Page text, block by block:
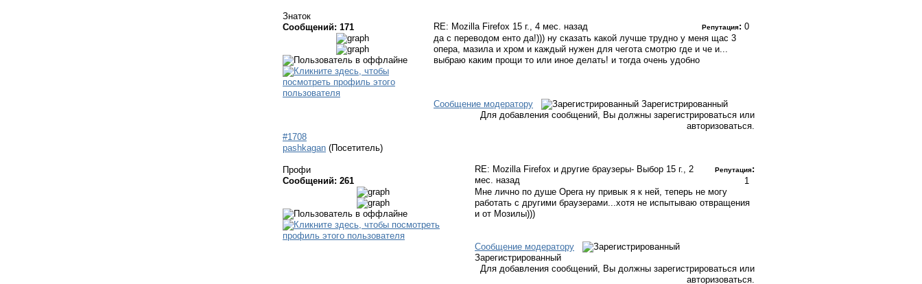
Знаток
Сообщений: 171
RE: Mozilla Firefox 15 г., 4 мес. назад Репутация: 0
да с переводом енто да!))) ну сказать какой лучше трудно у меня щас 3
опера, мазила и хром и каждый нужен для чегота смотрю где и че и...
выбраю каким прощи то или иное делать! и тогда очень удобно
Сообщение модератору
Зарегистрированный
Для добавления сообщений, Вы должны зарегистрироваться или
авторизоваться.
#1708
pashkagan (Посетитель)
Профи
Сообщений: 261
RE: Mozilla Firefox и другие браузеры- Выбор 15 г., 2
мес. назад
Репутация:
1
Мне лично по душе Opera ну привык я к ней, теперь не могу
работать с другими браузерами...хотя не испытываю отвращения
и от Мозилы)))
Сообщение модератору
Зарегистрированный
Для добавления сообщений, Вы должны зарегистрироваться или
авторизоваться.